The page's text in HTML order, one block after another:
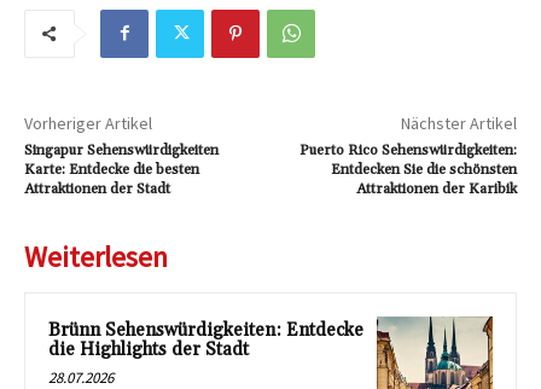
Vorheriger Artikel
Singapur Sehenswürdigkeiten
Karte: Entdecke die besten
Attraktionen der Stadt
Nächster Artikel
Puerto Rico Sehenswürdigkeiten:
Entdecken Sie die schönsten
Attraktionen der Karibik
Weiterlesen
Brünn Sehenswürdigkeiten: Entdecke
die Highlights der Stadt
28.07.2026